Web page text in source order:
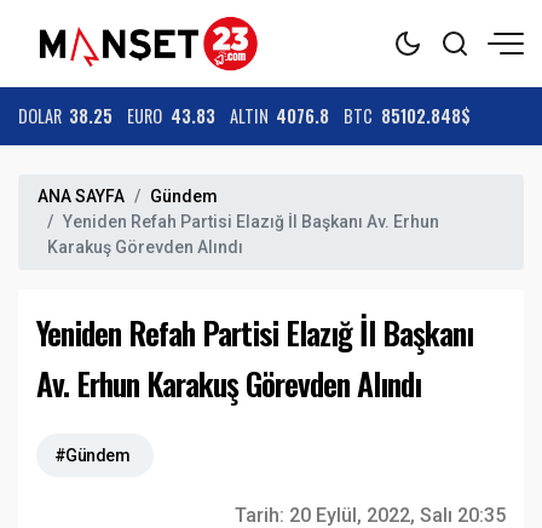
DOLAR 38.25 EURO 43.83 ALTIN 4076.8 BTC 85102.848$
ANA SAYFA
Gündem
Yeniden Refah Partisi Elazığ İl Başkanı Av. Erhun
Karakuş Görevden Alındı
Yeniden Refah Partisi Elazığ İl Başkanı
Av. Erhun Karakuş Görevden Alındı
#Gündem
Tarih: 20 Eylül, 2022, Salı 20:35